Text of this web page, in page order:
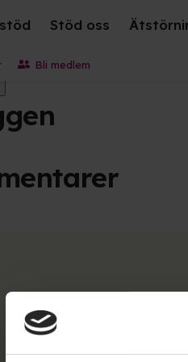
Stöd oss
Bli medlem